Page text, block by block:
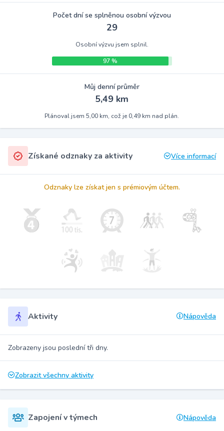
Počet dní se splněnou osobní výzvou
29
Osobní výzvu jsem splnil.
97 %
Můj denní průměr
5,49 km
Plánoval jsem 5,00 km, což je 0,49 km nad plán.
Získané odznaky za aktivity Více informací
Odznaky lze získat jen s prémiovým účtem.
Aktivity Nápověda
Zobrazeny jsou poslední tři dny.
Zobrazit všechny aktivity
Zapojení v týmech Nápověda